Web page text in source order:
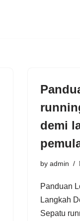
demi
by admin
Panduan
Langkah
Sepatu